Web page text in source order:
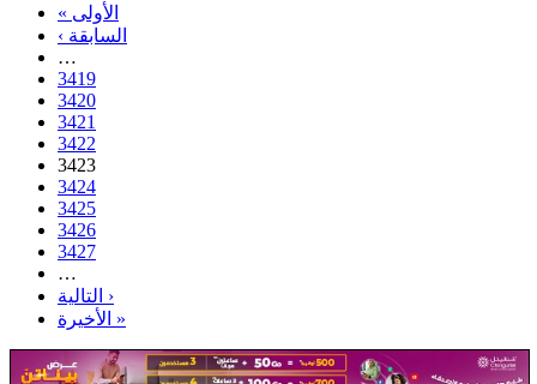
« الأولى
‹ السابقة
…
3419
3420
3421
3422
3423
3424
3425
3426
3427
…
التالية ›
الأخيرة »